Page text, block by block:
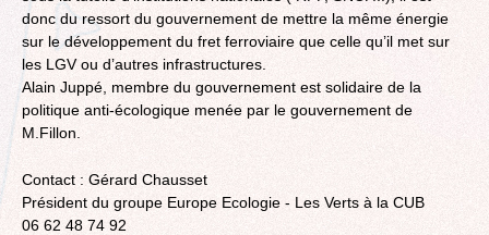
donc du ressort du gouvernement de mettre la même énergie
sur le développement du fret ferroviaire que celle qu’il met sur
les LGV ou d’autres infrastructures.
Alain Juppé, membre du gouvernement est solidaire de la
politique anti-écologique menée par le gouvernement de
M.Fillon.
Contact : Gérard Chausset
Président du groupe Europe Ecologie - Les Verts à la CUB
06 62 48 74 92